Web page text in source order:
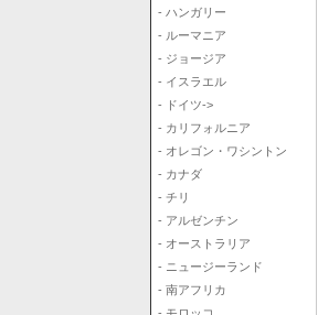
- ハンガリー
- ルーマニア
- ジョージア
- イスラエル
- ドイツ->
- カリフォルニア
- オレゴン・ワシントン
- カナダ
- チリ
- アルゼンチン
- オーストラリア
- ニュージーランド
- 南アフリカ